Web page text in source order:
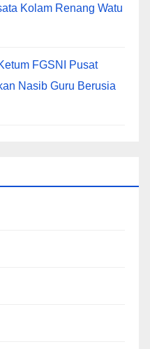
Kolam Renang Watu
FGSNI Pusat
Nasib Guru Berusia